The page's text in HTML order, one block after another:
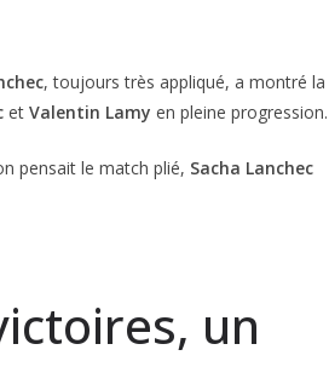
, toujours très appliqué, a montré la
et Valentin Lamy en pleine progression.
pensait le match plié, Sacha Lanchec
un